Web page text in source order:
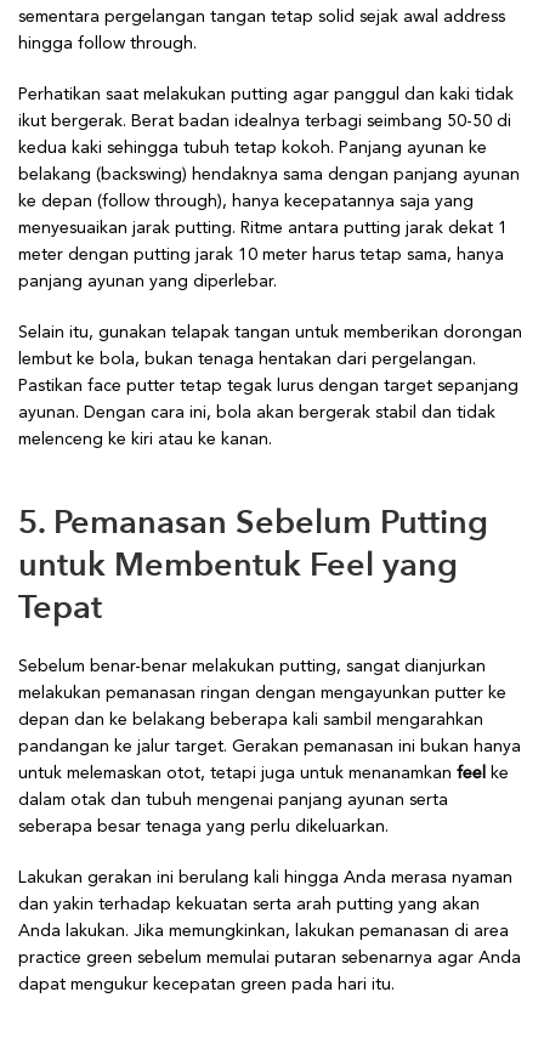
sementara pergelangan tangan tetap solid sejak awal address
hingga follow through.
Perhatikan saat melakukan putting agar panggul dan kaki tidak
ikut bergerak. Berat badan idealnya terbagi seimbang 50-50 di
kedua kaki sehingga tubuh tetap kokoh. Panjang ayunan ke
belakang (backswing) hendaknya sama dengan panjang ayunan
ke depan (follow through), hanya kecepatannya saja yang
menyesuaikan jarak putting. Ritme antara putting jarak dekat 1
meter dengan putting jarak 10 meter harus tetap sama, hanya
panjang ayunan yang diperlebar.
Selain itu, gunakan telapak tangan untuk memberikan dorongan
lembut ke bola, bukan tenaga hentakan dari pergelangan.
Pastikan face putter tetap tegak lurus dengan target sepanjang
ayunan. Dengan cara ini, bola akan bergerak stabil dan tidak
melenceng ke kiri atau ke kanan.
5. Pemanasan Sebelum Putting
untuk Membentuk Feel yang
Tepat
Sebelum benar-benar melakukan putting, sangat dianjurkan
melakukan pemanasan ringan dengan mengayunkan putter ke
depan dan ke belakang beberapa kali sambil mengarahkan
pandangan ke jalur target. Gerakan pemanasan ini bukan hanya
untuk melemaskan otot, tetapi juga untuk menanamkan feel
ke
dalam otak dan tubuh mengenai panjang ayunan serta
seberapa besar tenaga yang perlu dikeluarkan.
Lakukan gerakan ini berulang kali hingga Anda merasa nyaman
dan yakin terhadap kekuatan serta arah putting yang akan
Anda lakukan. Jika memungkinkan, lakukan pemanasan di area
practice green sebelum memulai putaran sebenarnya agar Anda
dapat mengukur kecepatan green pada hari itu.